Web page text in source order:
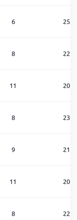
6 25
8 22
11 20
8 23
9 21
11 20
8 22